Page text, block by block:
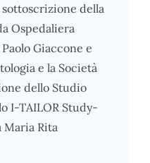
sottoscrizione della
Ospedaliera
Giaccone e
e la Società
dello Studio
I-TAILOR Study-
Maria Rita